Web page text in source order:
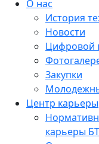
О нас
История
Новости
Цифровой
Закупки
Центр карьеры
карьеры